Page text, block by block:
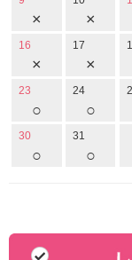
× ×
16
×
17
×
23
○
24
○
30
○
31
○